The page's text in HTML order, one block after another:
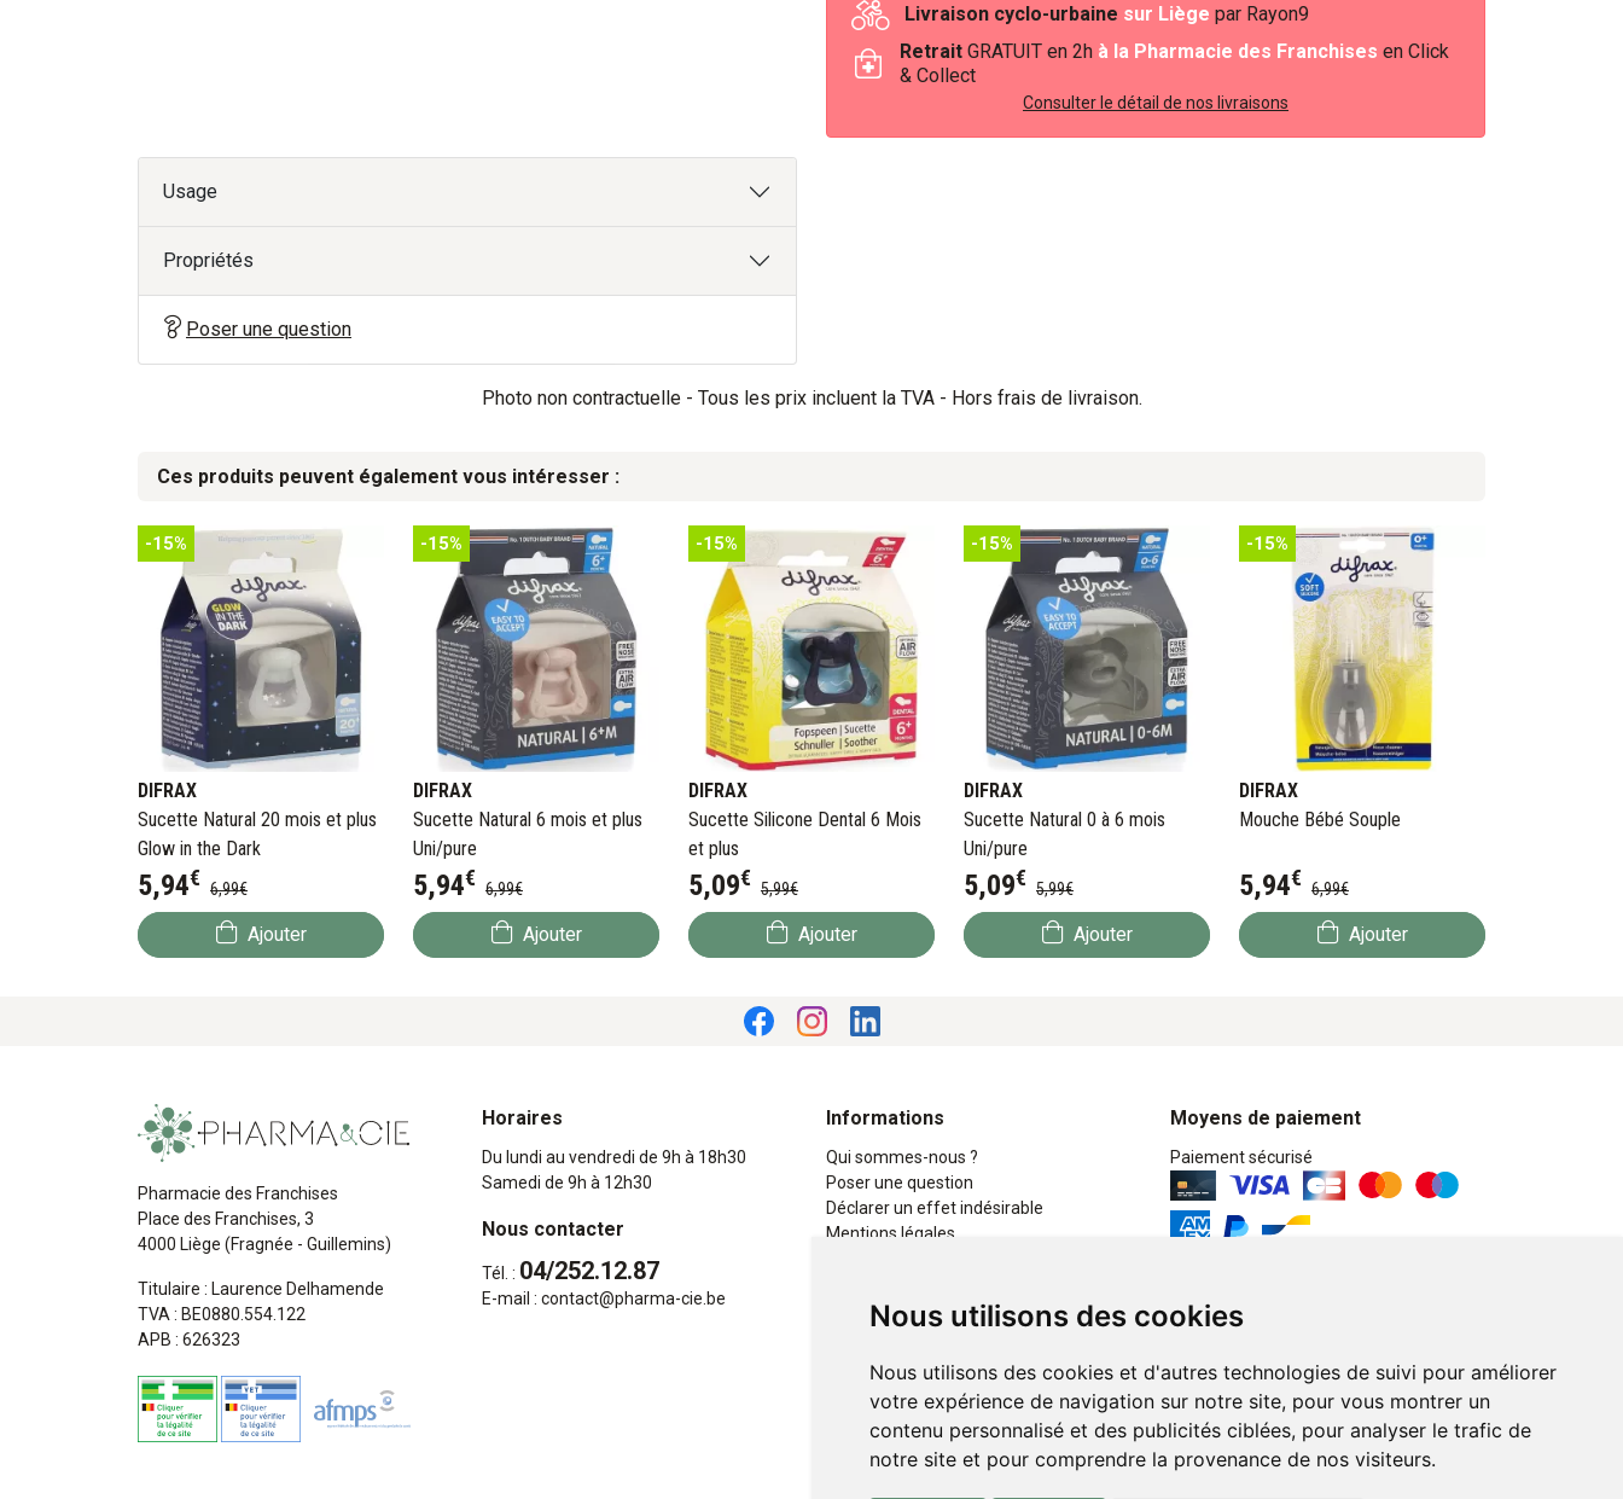
Nous utilisons des cookies
Nous utilisons des cookies et d'autres technologies de suivi pour améliorer
votre expérience de navigation sur notre site, pour vous montrer un
contenu personnalisé et des publicités ciblées, pour analyser le trafic de
notre site et pour comprendre la provenance de nos visiteurs.
Livraison cyclo-urbaine sur Liège par Rayon9
RetraitGRATUIT en 2h à la Pharmacie des Franchises en Click
& Collect
Consulter le détail de nos livraisons
Usage
Propriétés
Poser une question
Photo non contractuelle - Tous les prix incluent la TVA - Hors frais de livraison.
Ces produits peuvent également vous intéresser :
-15%
DIFRAX
Sucette Natural 20 mois et plus
Glow in the Dark
5,94€ 6,99€
Ajouter
-15%
DIFRAX
Sucette Natural 6 mois et plus
Uni/pure
5,94€ 6,99€
Ajouter
-15%
DIFRAX
Sucette Silicone Dental 6 Mois
et plus
5,09€ 5,99€
Ajouter
-15%
DIFRAX
Sucette Natural 0 à 6 mois
Uni/pure
5,09€ 5,99€
Ajouter
-15%
DIFRAX
Mouche Bébé Souple
5,94€ 6,99€
Ajouter
Pharmacie des Franchises
Place des Franchises, 3
4000 Liège (Fragnée - Guillemins)
Titulaire : Laurence Delhamende
TVA : BE0880.554.122
APB : 626323
Horaires
Du lundi au vendredi de 9h à 18h30
Samedi de 9h à 12h30
Nous contacter
Tél. : 04/252.12.87
E-mail : contact@pharma-cie.be
Informations
Qui sommes-nous ?
Poser une question
Déclarer un effet indésirable
Mentions légales
Cookies
Mes préférences Cookies
Moyens de paiement
Paiement sécurisé
Retrait à la pharmacie en Click & Collect
Livraison cyclo-urbaines à Liège avec :
Service professionnel et écologique de
livraisons rapides et fiables.